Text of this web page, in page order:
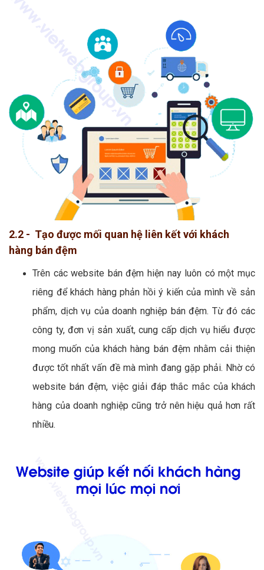
2.2 - Tạo được mối quan hệ liên kết với khách
hàng bán đệm
Trên các website bán đệm hiện nay luôn có một mục
riêng để khách hàng phản hồi ý kiến của mình về sản
phẩm, dịch vụ của doanh nghiệp bán đệm. Từ đó các
công ty, đơn vị sản xuất, cung cấp dịch vụ hiểu được
mong muốn của khách hàng bán đệm nhằm cải thiện
được tốt nhất vấn đề mà mình đang gặp phải. Nhờ có
website bán đệm, việc giải đáp thắc mắc của khách
hàng của doanh nghiệp cũng trở nên hiệu quả hơn rất
nhiều.